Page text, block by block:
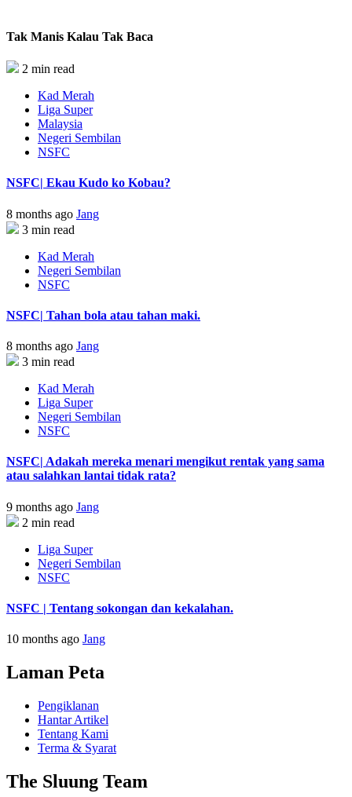
Tak Manis Kalau Tak Baca
2 min read
Kad Merah
Liga Super
Malaysia
Negeri Sembilan
NSFC
NSFC| Ekau Kudo ko Kobau?
8 months ago Jang
3 min read
Kad Merah
Negeri Sembilan
NSFC
NSFC| Tahan bola atau tahan maki.
8 months ago Jang
3 min read
Kad Merah
Liga Super
Negeri Sembilan
NSFC
NSFC| Adakah mereka menari mengikut rentak yang sama
atau salahkan lantai tidak rata?
9 months ago Jang
2 min read
Liga Super
Negeri Sembilan
NSFC
NSFC | Tentang sokongan dan kekalahan.
10 months ago Jang
Laman Peta
Pengiklanan
Hantar Artikel
Tentang Kami
Terma & Syarat
The Sluung Team